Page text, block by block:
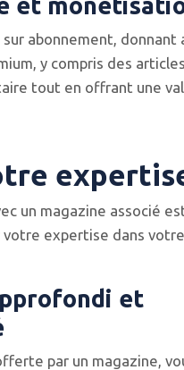
et
abonnement, donnant
y compris des
tout en offrant une
un magazine associé
expertise dans
et
par un magazine,